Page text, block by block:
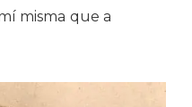
misma que a